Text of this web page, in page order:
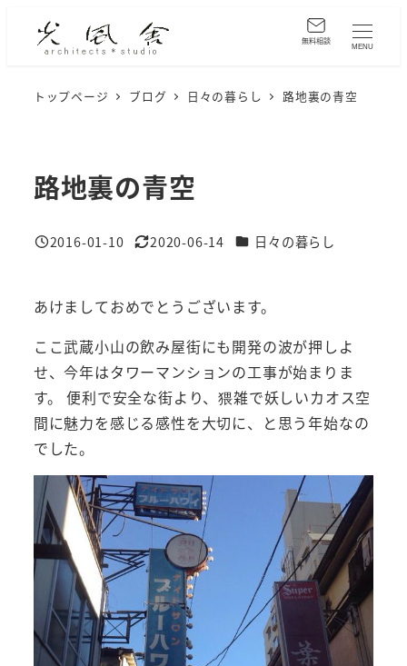
MENU
トップページ ブログ 日々の暮らし 路地裏の青空
路地裏の青空
投稿日
2016-01-10
更新日
2020-06-14 カテゴリー
日々の暮らし
あけましておめでとうございます。
ここ武蔵小山の飲み屋街にも開発の波が押しよ
せ、今年はタワーマンションの工事が始まりま
す。 便利で安全な街より、猥雑で妖しいカオス空
間に魅力を感じる感性を大切に、と思う年始なの
でした。
無料相談